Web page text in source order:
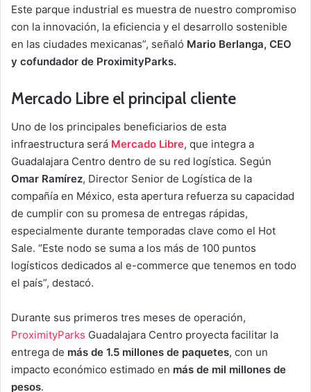
Este parque industrial es muestra de nuestro compromiso
con la innovación, la eficiencia y el desarrollo sostenible
en las ciudades mexicanas”, señaló Mario Berlanga, CEO
y cofundador de ProximityParks.
Mercado Libre el principal cliente
Uno de los principales beneficiarios de esta
infraestructura será Mercado Libre, que integra a
Guadalajara Centro dentro de su red logística. Según
Omar Ramírez, Director Senior de Logística de la
compañía en México, esta apertura refuerza su capacidad
de cumplir con su promesa de entregas rápidas,
especialmente durante temporadas clave como el Hot
Sale. “Este nodo se suma a los más de 100 puntos
logísticos dedicados al e-commerce que tenemos en todo
el país”, destacó.
Durante sus primeros tres meses de operación,
ProximityParks Guadalajara Centro proyecta facilitar la
entrega de más de 1.5 millones de paquetes, con un
impacto económico estimado en más de mil millones de
pesos.